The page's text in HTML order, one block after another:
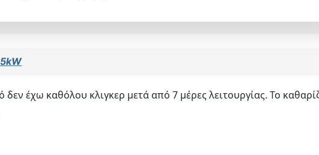
έχω καθόλου κλιγκερ μετά από 7 μέρες λειτουργίας. Το